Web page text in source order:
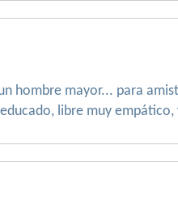
hombre mayor... para
libre muy empático,